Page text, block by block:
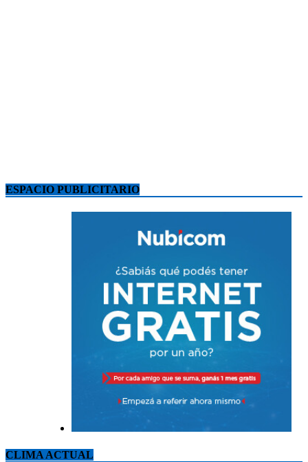
ESPACIO PUBLICITARIO
CLIMA ACTUAL